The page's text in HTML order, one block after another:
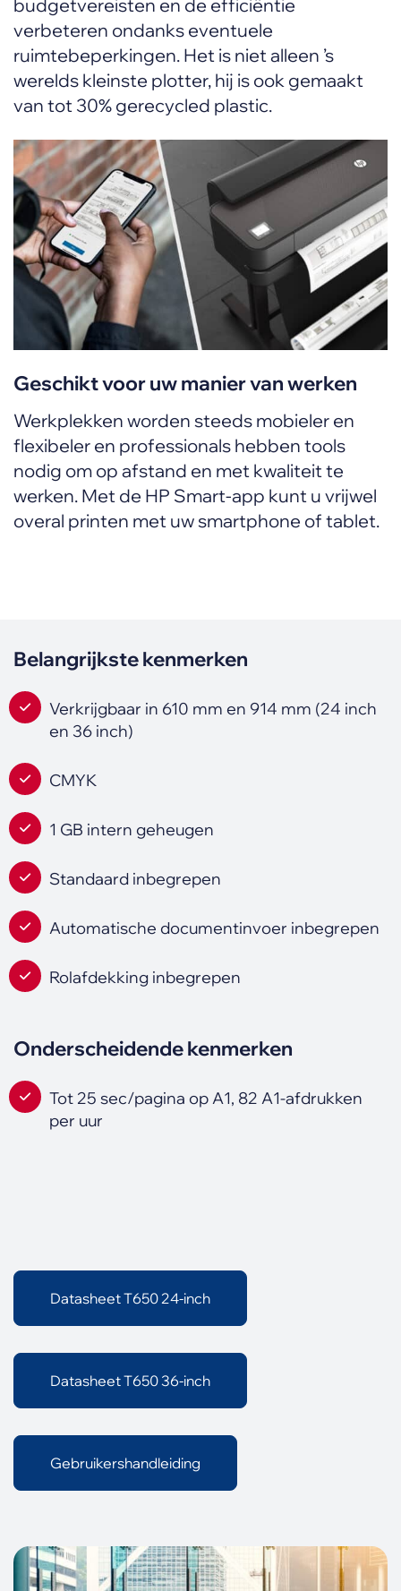
budgetvereisten en de efficiëntie
verbeteren ondanks eventuele
ruimtebeperkingen. Het is niet alleen ’s
werelds kleinste plotter, hij is ook gemaakt
van tot 30% gerecycled plastic.
Geschikt voor uw manier van werken
Werkplekken worden steeds mobieler en
flexibeler en professionals hebben tools
nodig om op afstand en met kwaliteit te
werken. Met de HP Smart-app kunt u vrijwel
overal printen met uw smartphone of tablet.
Belangrijkste kenmerken
Verkrijgbaar in 610 mm en 914 mm (24 inch
en 36 inch)
CMYK
1 GB intern geheugen
Standaard inbegrepen
Automatische documentinvoer inbegrepen
Rolafdekking inbegrepen
Onderscheidende kenmerken
Tot 25 sec/pagina op A1, 82 A1-afdrukken
per uur
Datasheet T650 24-inch
Datasheet T650 36-inch
Gebruikershandleiding